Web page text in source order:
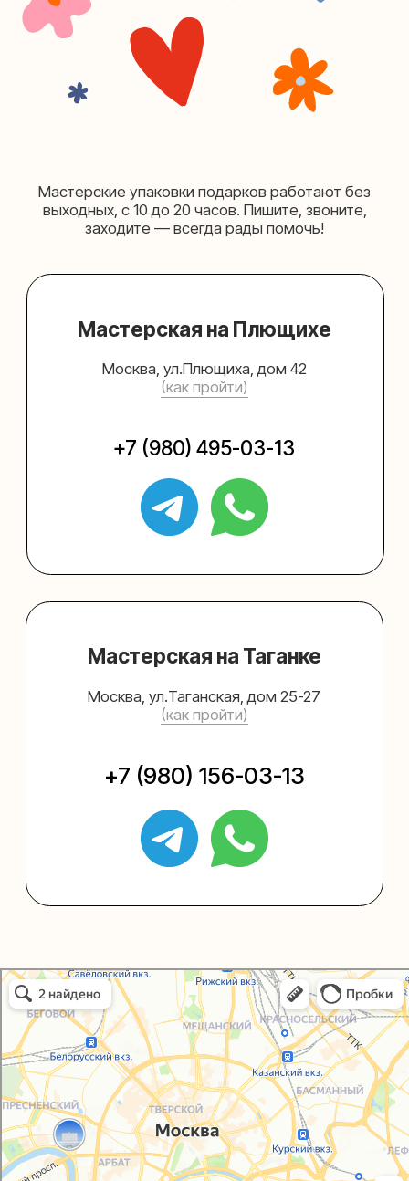
Упаковали Онлайн в Москве
Москва
© 2021-2025, ООО "УПАКОВАЛИ ОНЛАЙН"
Сайт разработалаbogachevas
help@upakovali.online
Sospeso wrap
О нас
Упаковать подарок
В личный кабинет
+7 (495) 005-03-13